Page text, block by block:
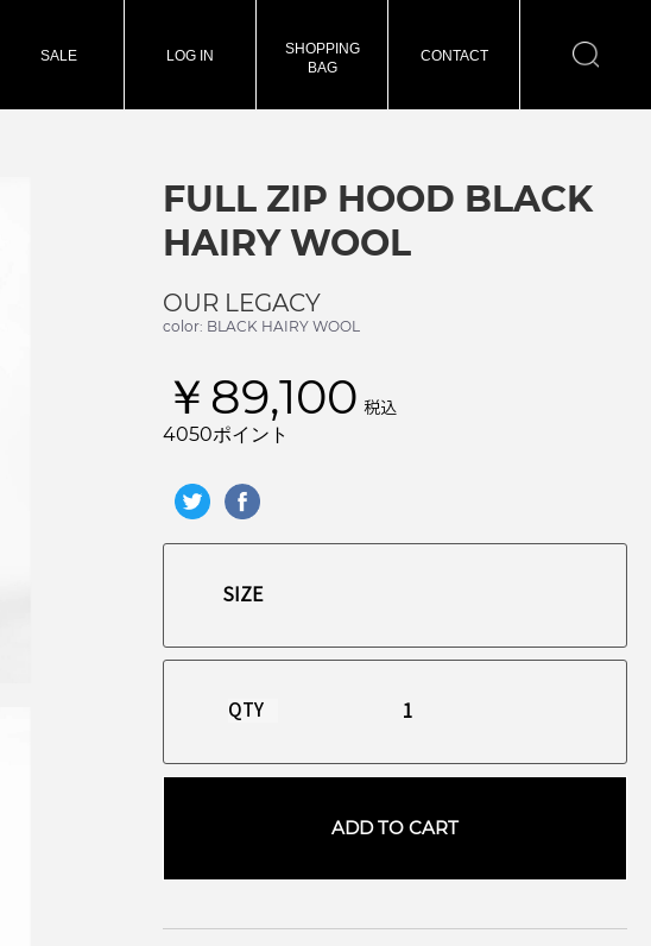
SALE LOG IN
SHOPPING
BAG
CONTACT
FULL ZIP HOOD BLACK
HAIRY WOOL
OUR LEGACY
color: BLACK HAIRY WOOL
￥89,100 税込
4050ポイント
QTY
ADD TO CART